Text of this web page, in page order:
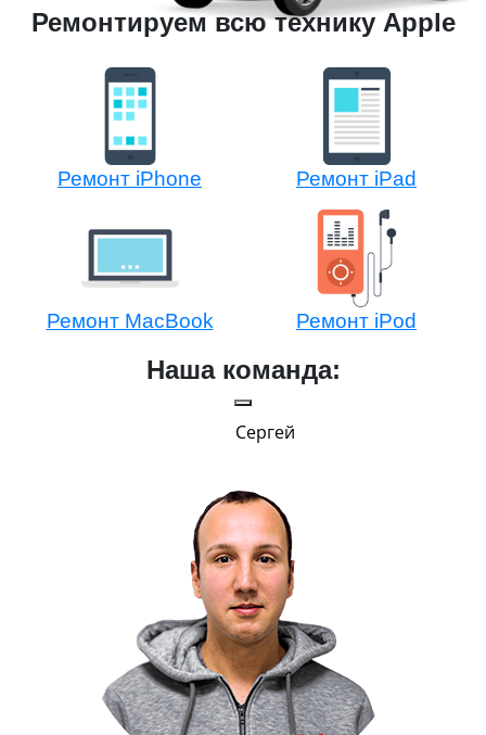
Ремонтируем всю технику Apple
Ремонт iPhone Ремонт iPad
Ремонт MacBook Ремонт iPod
Наша команда:
Сергей